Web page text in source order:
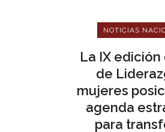
NOTICIAS
La IX edición
de
mujeres
agenda
para